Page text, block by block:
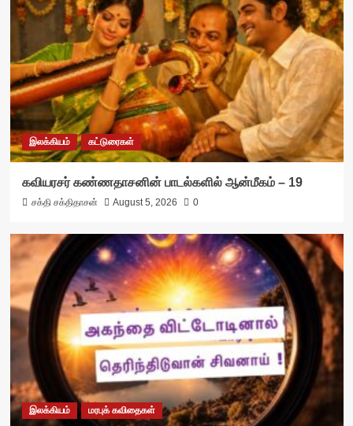
இலக்கியம் கட்டுரைகள்
கவியரசர் கண்ணதாசனின் பாடல்களில் ஆன்மீகம் – 19
சக்தி சக்திதாசன் August 5, 2026 0
இலக்கியம் மரபுக் கவிதைகள்